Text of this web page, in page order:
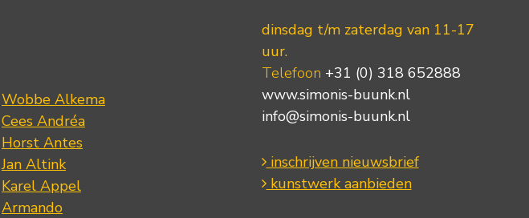
Wobbe Alkema
Cees Andréa
Horst Antes
Jan Altink
Karel Appel
Armando
dinsdag t/m zaterdag van 11-17
uur.
Telefoon +31 (0) 318 652888
www.simonis-buunk.nl
info@simonis-buunk.nl
inschrijven nieuwsbrief
kunstwerk aanbieden